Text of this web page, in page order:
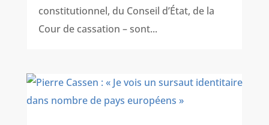
constitutionnel, du Conseil d’État, de la
Cour de cassation – sont...